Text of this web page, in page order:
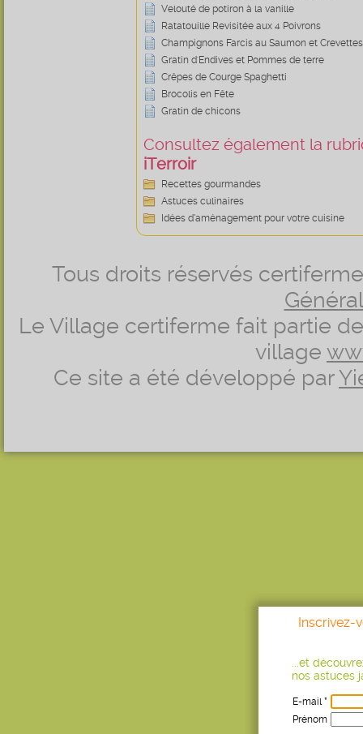
Velouté de potiron à la vanille
Ratatouille Revisitée aux 4 Poivrons
Champignons Farcis au Saumon et Crevettes
Gratin d'Endives et Pommes de terre
Crêpes de Courge Spaghetti
Brocolis en Fête
Gratin de chicons
Consultez également la
iTerroir
Recettes gourmandes
Astuces culinaires
Idées d’aménagement pour votre cuisine
Tous droits réservés
Le Village certiferme fait partie
village
Ce site a été développé par
Inscrivez-
...et
nos astuces
E-mail *
Prénom